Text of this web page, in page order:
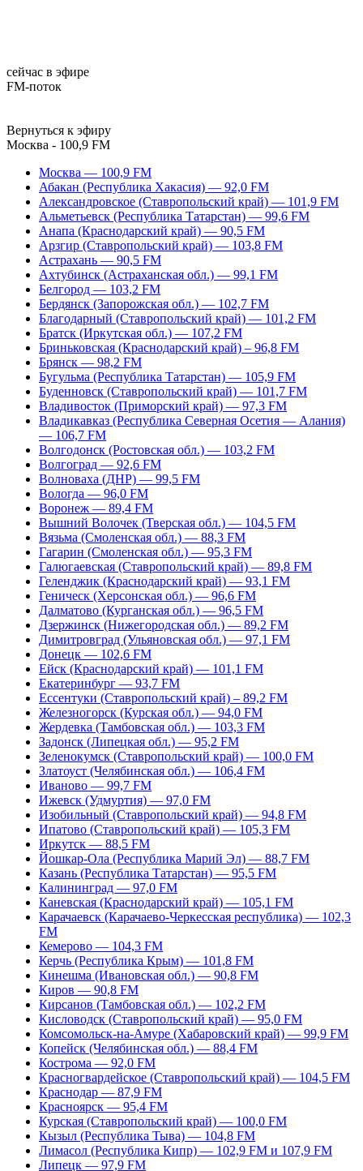
сейчас в эфире
FM-поток
Вернуться к эфиру
Москва - 100,9 FM
Москва — 100,9 FM
Абакан (Республика Хакасия) — 92,0 FM
Александровское (Ставропольский край) — 101,9 FM
Альметьевск (Республика Татарстан) — 99,6 FM
Анапа (Краснодарский край) — 90,5 FM
Арзгир (Ставропольский край) — 103,8 FM
Астрахань — 90,5 FM
Ахтубинск (Астраханская обл.) — 99,1 FM
Белгород — 103,2 FM
Бердянск (Запорожская обл.) — 102,7 FM
Благодарный (Ставропольский край) — 101,2 FM
Братск (Иркутская обл.) — 107,2 FM
Бриньковская (Краснодарский край) – 96,8 FM
Брянск — 98,2 FM
Бугульма (Республика Татарстан) — 105,9 FM
Буденновск (Ставропольский край) — 101,7 FM
Владивосток (Приморский край) — 97,3 FM
Владикавказ (Республика Северная Осетия — Алания)
— 106,7 FM
Волгодонск (Ростовская обл.) — 103,2 FM
Волгоград — 92,6 FM
Волноваха (ДНР) — 99,5 FM
Вологда — 96,0 FM
Воронеж — 89,4 FM
Вышний Волочек (Тверская обл.) — 104,5 FM
Вязьма (Смоленская обл.) — 88,3 FM
Гагарин (Смоленская обл.) — 95,3 FM
Галюгаевская (Ставропольский край) — 89,8 FM
Геленджик (Краснодарский край) — 93,1 FM
Геническ (Херсонская обл.) — 96,6 FM
Далматово (Курганская обл.) — 96,5 FM
Дзержинск (Нижегородская обл.) — 89,2 FM
Димитровград (Ульяновская обл.) — 97,1 FM
Донецк — 102,6 FM
Ейск (Краснодарский край) — 101,1 FM
Екатеринбург — 93,7 FM
Ессентуки (Ставропольский край) – 89,2 FM
Железногорск (Курская обл.) — 94,0 FM
Жердевка (Тамбовская обл.) — 103,3 FM
Задонск (Липецкая обл.) — 95,2 FM
Зеленокумск (Ставропольский край) — 100,0 FM
Златоуст (Челябинская обл.) — 106,4 FM
Иваново — 99,7 FM
Ижевск (Удмуртия) — 97,0 FM
Изобильный (Ставропольский край) — 94,8 FM
Ипатово (Ставропольский край) — 105,3 FM
Иркутск — 88,5 FM
Йошкар-Ола (Республика Марий Эл) — 88,7 FM
Казань (Республика Татарстан) — 95,5 FM
Калининград — 97,0 FM
Каневская (Краснодарский край) — 105,1 FM
Карачаевск (Карачаево-Черкесская республика) — 102,3
FM
Кемерово — 104,3 FM
Керчь (Республика Крым) — 101,8 FM
Кинешма (Ивановская обл.) — 90,8 FM
Киров — 90,8 FM
Кирсанов (Тамбовская обл.) — 102,2 FM
Кисловодск (Ставропольский край) — 95,0 FM
Комсомольск-на-Амуре (Хабаровский край) — 99,9 FM
Копейск (Челябинская обл.) — 88,4 FM
Кострома — 92,0 FM
Красногвардейское (Ставропольский край) — 104,5 FM
Краснодар — 87,9 FM
Красноярск — 95,4 FM
Курская (Ставропольский край) — 100,0 FM
Кызыл (Республика Тыва) — 104,8 FM
Лимасол (Республика Кипр) — 102,9 FM и 107,9 FM
Липецк — 97,9 FM